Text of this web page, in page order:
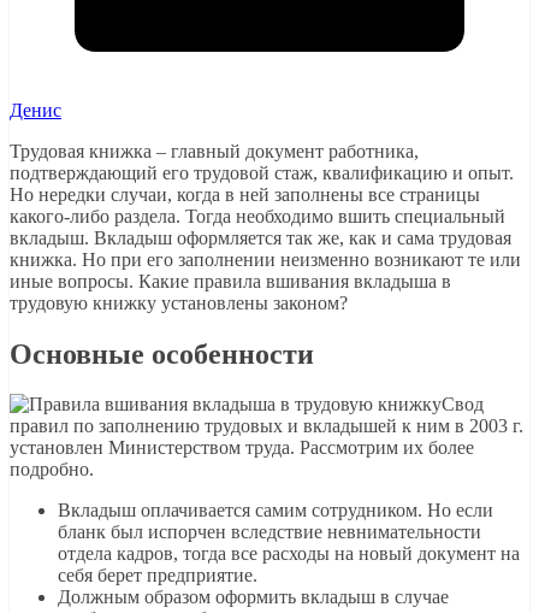
Денис
Трудовая книжка – главный документ работника,
подтверждающий его трудовой стаж, квалификацию и опыт.
Но нередки случаи, когда в ней заполнены все страницы
какого-либо раздела. Тогда необходимо вшить специальный
вкладыш. Вкладыш оформляется так же, как и сама трудовая
книжка. Но при его заполнении неизменно возникают те или
иные вопросы. Какие правила вшивания вкладыша в
трудовую книжку установлены законом?
Основные особенности
Свод
правил по заполнению трудовых и вкладышей к ним в 2003 г.
установлен Министерством труда. Рассмотрим их более
подробно.
Вкладыш оплачивается самим сотрудником. Но если
бланк был испорчен вследствие невнимательности
отдела кадров, тогда все расходы на новый документ на
себя берет предприятие.
Должным образом оформить вкладыш в случае